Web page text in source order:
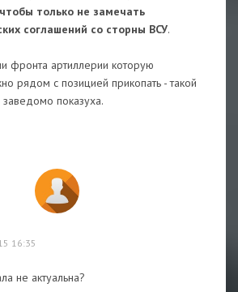
только не замечать
соглашений со сторны ВСУ.
фронта артиллерии которую
рядом с позицией прикопать - такой
показуха.
16:35
не актуальна?